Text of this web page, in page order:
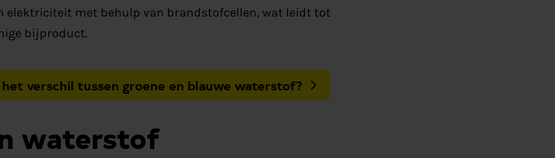
elektriciteit met behulp van brandstofcellen, wat leidt tot
bijproduct.
verschil tussen groene en blauwe waterstof?
waterstof